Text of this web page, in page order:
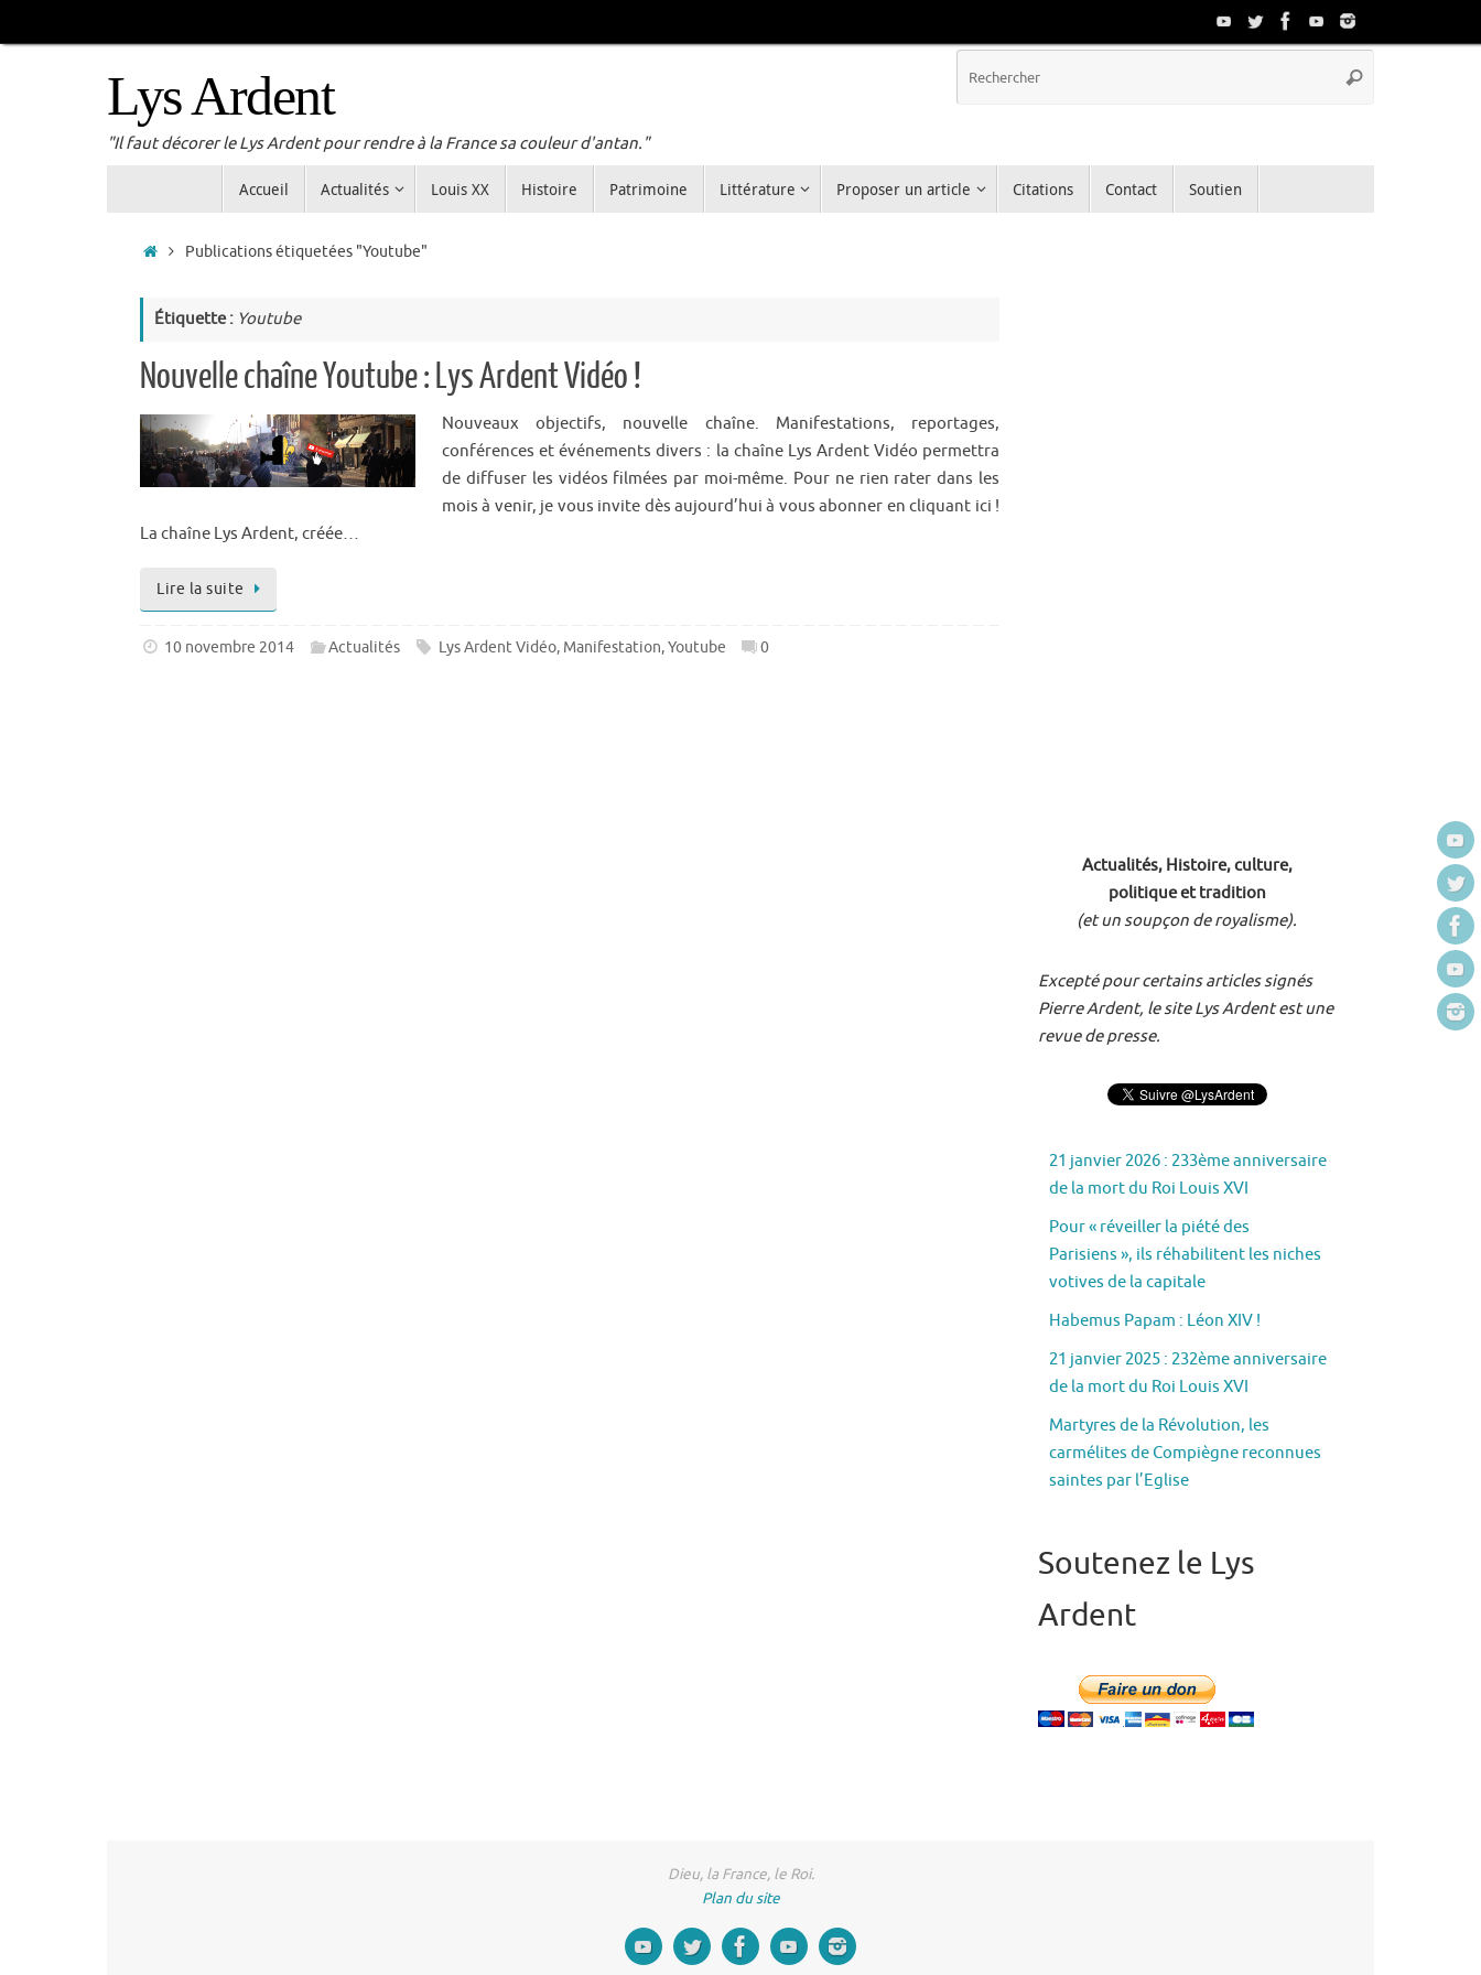
au
Lys Ardent
"Il faut décorer le Lys Ardent pour rendre à la France sa couleur d'antan."
Rechercher
Accueil Actualités Louis XX Histoire Patrimoine Littérature Proposer un article Citations Contact Soutien
Accueil
Publications étiquetées "Youtube"
Étiquette : Youtube
Nouvelle chaîne Youtube : Lys Ardent Vidéo !
Nouveaux objectifs, nouvelle chaîne. Manifestations, reportages,
conférences et événements divers : la chaîne Lys Ardent Vidéo permettra
de diffuser les vidéos filmées par moi-même. Pour ne rien rater dans les
mois à venir, je vous invite dès aujourd’hui à vous abonner en cliquant ici !
La chaîne Lys Ardent, créée…
Lire la suite
10 novembre 2014 Actualités Lys Ardent Vidéo, Manifestation,Youtube 0
Actualités, Histoire, culture,
politique et tradition
(et un soupçon de royalisme).
Excepté pour certains articles signés
Pierre Ardent, le site Lys Ardent est une
revue de presse.
21 janvier 2026 : 233ème anniversaire
de la mort du Roi Louis XVI
Pour « réveiller la piété des
Parisiens », ils réhabilitent les niches
votives de la capitale
Habemus Papam : Léon XIV !
21 janvier 2025 : 232ème anniversaire
de la mort du Roi Louis XVI
Martyres de la Révolution, les
carmélites de Compiègne reconnues
saintes par l’Eglise
Soutenez le Lys
Ardent
Dieu, la France, le Roi.
Plan du site